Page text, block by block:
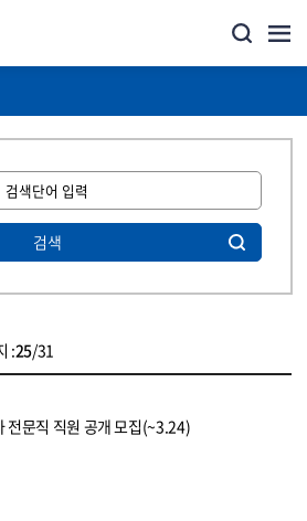
검색
:25/31
전문직 직원 공개 모집(~3.24)